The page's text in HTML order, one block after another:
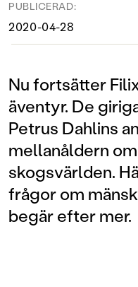
PUBLICERAD:
2020-04-28
Nu fortsätter
äventyr. De
Petrus Dahlins
mellanåldern
skogsvärlden.
frågor om
begär efter mer.